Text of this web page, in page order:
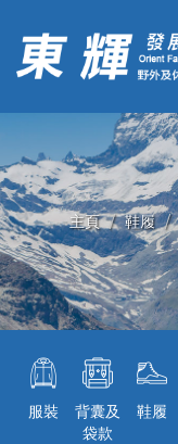
主頁 鞋履
服裝
背囊及
袋款
鞋履